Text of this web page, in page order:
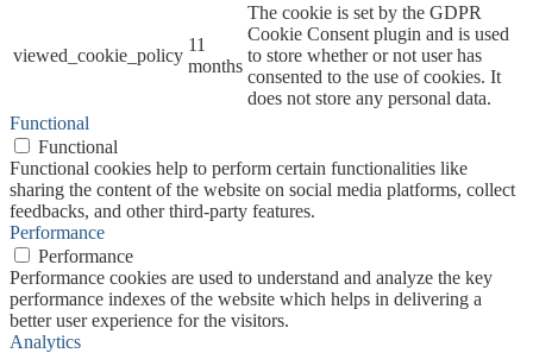
viewed_cookie_policy
11
months
The cookie is set by the GDPR
Cookie Consent plugin and is used
to store whether or not user has
consented to the use of cookies. It
does not store any personal data.
Functional
Functional
Functional cookies help to perform certain functionalities like
sharing the content of the website on social media platforms, collect
feedbacks, and other third-party features.
Performance
Performance
Performance cookies are used to understand and analyze the key
performance indexes of the website which helps in delivering a
better user experience for the visitors.
Analytics